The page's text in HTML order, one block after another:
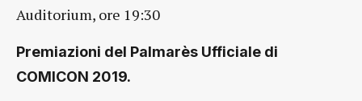
Auditorium, ore 19:30
Premiazioni del Palmarès Ufficiale di
COMICON 2019.